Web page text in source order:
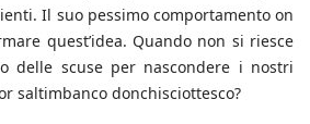
Il suo pessimo comportamento on
quest’idea. Quando non si riesce
delle scuse per nascondere i nostri
saltimbanco donchisciottesco?